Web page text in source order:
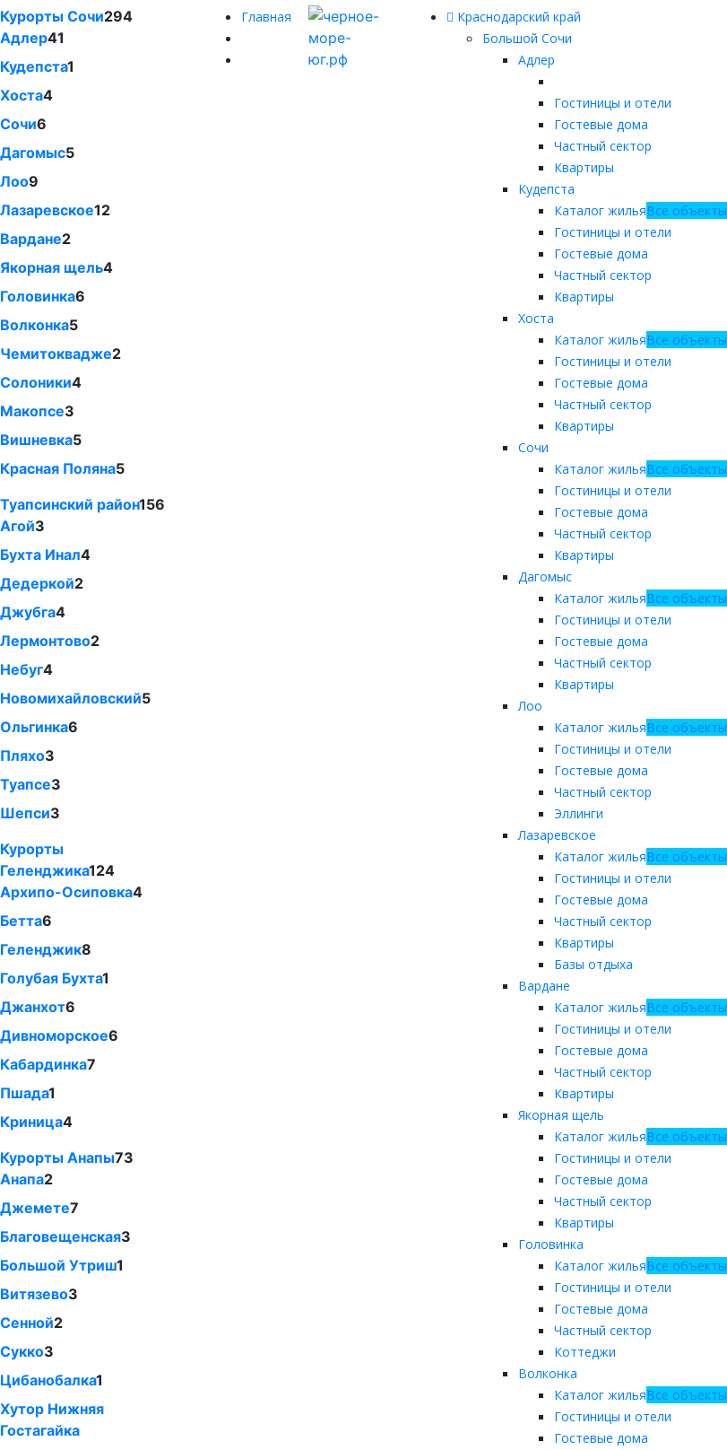
Курорты Сочи294
Адлер41
Кудепста1
Хоста4
Сочи6
Дагомыс5
Лоо9
Лазаревское12
Вардане2
Якорная щель4
Головинка6
Волконка5
Чемитоквадже2
Солоники4
Макопсе3
Вишневка5
Красная Поляна5
Туапсинский район156
Агой3
Бухта Инал4
Дедеркой2
Джубга4
Лермонтово2
Небуг4
Новомихайловский5
Ольгинка6
Пляхо3
Туапсе3
Шепси3
Курорты
Геленджика124
Архипо-Осиповка4
Бетта6
Геленджик8
Голубая Бухта1
Джанхот6
Дивноморское6
Кабардинка7
Пшада1
Криница4
Курорты Анапы73
Анапа2
Джемете7
Благовещенская3
Большой Утриш1
Витязево3
Сенной2
Сукко3
Цибанобалка1
Хутор Нижняя
Гостагайка
Главная
Краснодарский край
Большой Сочи
Адлер
Гостиницы и отели
Гостевые дома
Частный сектор
Квартиры
Кудепста
Каталог жильяВсе объекты
Гостиницы и отели
Гостевые дома
Частный сектор
Квартиры
Хоста
Каталог жильяВсе объекты
Гостиницы и отели
Гостевые дома
Частный сектор
Квартиры
Сочи
Каталог жильяВсе объекты
Гостиницы и отели
Гостевые дома
Частный сектор
Квартиры
Дагомыс
Каталог жильяВсе объекты
Гостиницы и отели
Гостевые дома
Частный сектор
Квартиры
Лоо
Каталог жильяВсе объекты
Гостиницы и отели
Гостевые дома
Частный сектор
Эллинги
Лазаревское
Каталог жильяВсе объекты
Гостиницы и отели
Гостевые дома
Частный сектор
Квартиры
Базы отдыха
Вардане
Каталог жильяВсе объекты
Гостиницы и отели
Гостевые дома
Частный сектор
Квартиры
Якорная щель
Каталог жильяВсе объекты
Гостиницы и отели
Гостевые дома
Частный сектор
Квартиры
Головинка
Каталог жильяВсе объекты
Гостиницы и отели
Гостевые дома
Частный сектор
Коттеджи
Волконка
Каталог жильяВсе объекты
Гостиницы и отели
Гостевые дома